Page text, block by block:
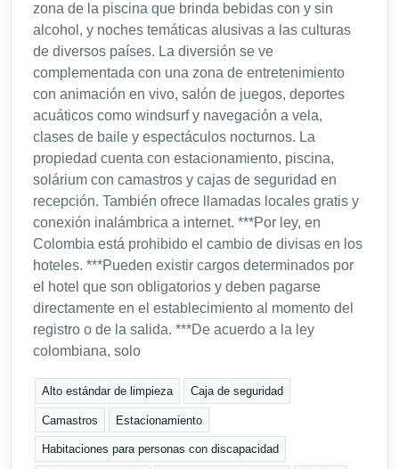
zona de la piscina que brinda bebidas con y sin
alcohol, y noches temáticas alusivas a las culturas
de diversos países. La diversión se ve
complementada con una zona de entretenimiento
con animación en vivo, salón de juegos, deportes
acuáticos como windsurf y navegación a vela,
clases de baile y espectáculos nocturnos. La
propiedad cuenta con estacionamiento, piscina,
solárium con camastros y cajas de seguridad en
recepción. También ofrece llamadas locales gratis y
conexión inalámbrica a internet. ***Por ley, en
Colombia está prohibido el cambio de divisas en los
hoteles. ***Pueden existir cargos determinados por
el hotel que son obligatorios y deben pagarse
directamente en el establecimiento al momento del
registro o de la salida. ***De acuerdo a la ley
colombiana, solo
Alto estándar de limpieza Caja de seguridad
Camastros Estacionamiento
Habitaciones para personas con discapacidad